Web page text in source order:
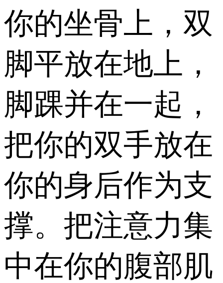
你的坐骨上，双
脚平放在地上，
脚踝并在一起，
把你的双手放在
你的身后作为支
撑。把注意力集
中在你的腹部肌